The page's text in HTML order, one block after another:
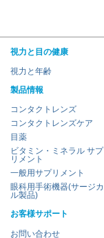
視力と目の健康
視力と年齢
製品情報
コンタクトレンズ
コンタクトレンズケア
目薬
ビタミン・ミネラル サプ
リメント
一般用サプリメント
眼科用手術機器(サージカ
ル製品)
お客様サポート
お問い合わせ